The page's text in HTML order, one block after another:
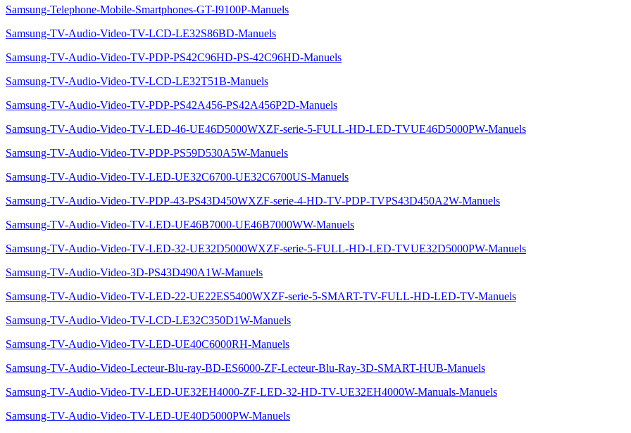
Samsung-Telephone-Mobile-Smartphones-GT-I9100P-Manuels
Samsung-TV-Audio-Video-TV-LCD-LE32S86BD-Manuels
Samsung-TV-Audio-Video-TV-PDP-PS42C96HD-PS-42C96HD-Manuels
Samsung-TV-Audio-Video-TV-LCD-LE32T51B-Manuels
Samsung-TV-Audio-Video-TV-PDP-PS42A456-PS42A456P2D-Manuels
Samsung-TV-Audio-Video-TV-LED-46-UE46D5000WXZF-serie-5-FULL-HD-LED-TVUE46D5000PW-Manuels
Samsung-TV-Audio-Video-TV-PDP-PS59D530A5W-Manuels
Samsung-TV-Audio-Video-TV-LED-UE32C6700-UE32C6700US-Manuels
Samsung-TV-Audio-Video-TV-PDP-43-PS43D450WXZF-serie-4-HD-TV-PDP-TVPS43D450A2W-Manuels
Samsung-TV-Audio-Video-TV-LED-UE46B7000-UE46B7000WW-Manuels
Samsung-TV-Audio-Video-TV-LED-32-UE32D5000WXZF-serie-5-FULL-HD-LED-TVUE32D5000PW-Manuels
Samsung-TV-Audio-Video-3D-PS43D490A1W-Manuels
Samsung-TV-Audio-Video-TV-LED-22-UE22ES5400WXZF-serie-5-SMART-TV-FULL-HD-LED-TV-Manuels
Samsung-TV-Audio-Video-TV-LCD-LE32C350D1W-Manuels
Samsung-TV-Audio-Video-TV-LED-UE40C6000RH-Manuels
Samsung-TV-Audio-Video-Lecteur-Blu-ray-BD-ES6000-ZF-Lecteur-Blu-Ray-3D-SMART-HUB-Manuels
Samsung-TV-Audio-Video-TV-LED-UE32EH4000-ZF-LED-32-HD-TV-UE32EH4000W-Manuals-Manuels
Samsung-TV-Audio-Video-TV-LED-UE40D5000PW-Manuels